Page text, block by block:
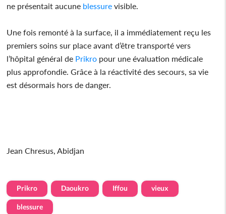
ne présentait aucune blessure visible.
Une fois remonté à la surface, il a immédiatement reçu les
premiers soins sur place avant d’être transporté vers
l’hôpital général de Prikro pour une évaluation médicale
plus approfondie. Grâce à la réactivité des secours, sa vie
est désormais hors de danger.
Jean Chresus, Abidjan
Prikro Daoukro Iffou vieux
blessure